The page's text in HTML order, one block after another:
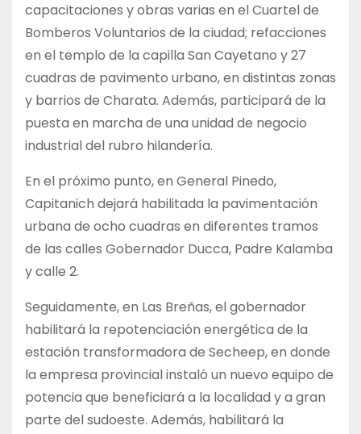
capacitaciones y obras varias en el Cuartel de
Bomberos Voluntarios de la ciudad; refacciones
en el templo de la capilla San Cayetano y 27
cuadras de pavimento urbano, en distintas zonas
y barrios de Charata. Además, participará de la
puesta en marcha de una unidad de negocio
industrial del rubro hilandería.
En el próximo punto, en General Pinedo,
Capitanich dejará habilitada la pavimentación
urbana de ocho cuadras en diferentes tramos
de las calles Gobernador Ducca, Padre Kalamba
y calle 2.
Seguidamente, en Las Breñas, el gobernador
habilitará la repotenciación energética de la
estación transformadora de Secheep, en donde
la empresa provincial instaló un nuevo equipo de
potencia que beneficiará a la localidad y a gran
parte del sudoeste. Además, habilitará la